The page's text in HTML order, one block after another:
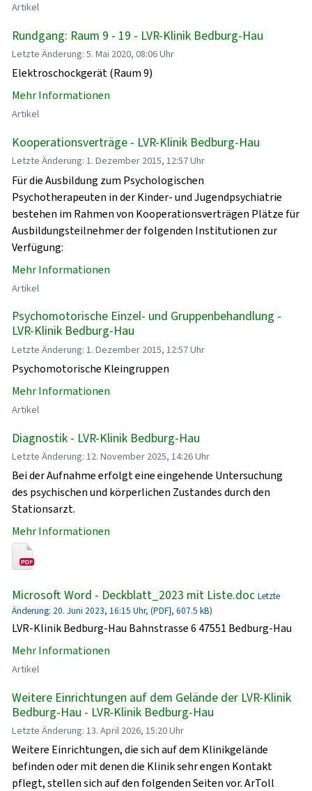
Artikel
Rundgang: Raum 9 - 19 - LVR-Klinik Bedburg-Hau
Letzte Änderung: 5. Mai 2020, 08:06 Uhr
Elektroschockgerät (Raum 9)
Mehr Informationen
Artikel
Kooperationsverträge - LVR-Klinik Bedburg-Hau
Letzte Änderung: 1. Dezember 2015, 12:57 Uhr
Für die Ausbildung zum Psychologischen
Psychotherapeuten in der Kinder- und Jugendpsychiatrie
bestehen im Rahmen von Kooperationsverträgen Plätze für
Ausbildungsteilnehmer der folgenden Institutionen zur
Verfügung:
Mehr Informationen
Artikel
Psychomotorische Einzel- und Gruppenbehandlung -
LVR-Klinik Bedburg-Hau
Letzte Änderung: 1. Dezember 2015, 12:57 Uhr
Psychomotorische Kleingruppen
Mehr Informationen
Artikel
Diagnostik - LVR-Klinik Bedburg-Hau
Letzte Änderung: 12. November 2025, 14:26 Uhr
Bei der Aufnahme erfolgt eine eingehende Untersuchung
des psychischen und körperlichen Zustandes durch den
Stationsarzt.
Mehr Informationen
Microsoft Word - Deckblatt_2023 mit Liste.doc Letzte
Änderung: 20. Juni 2023, 16:15 Uhr, (PDF}, 607.5 kB)
LVR-Klinik Bedburg-Hau Bahnstrasse 6 47551 Bedburg-Hau
Mehr Informationen
Artikel
Weitere Einrichtungen auf dem Gelände der LVR-Klinik
Bedburg-Hau - LVR-Klinik Bedburg-Hau
Letzte Änderung: 13. April 2026, 15:20 Uhr
Weitere Einrichtungen, die sich auf dem Klinikgelände
befinden oder mit denen die Klinik sehr engen Kontakt
pflegt, stellen sich auf den folgenden Seiten vor. ArToll